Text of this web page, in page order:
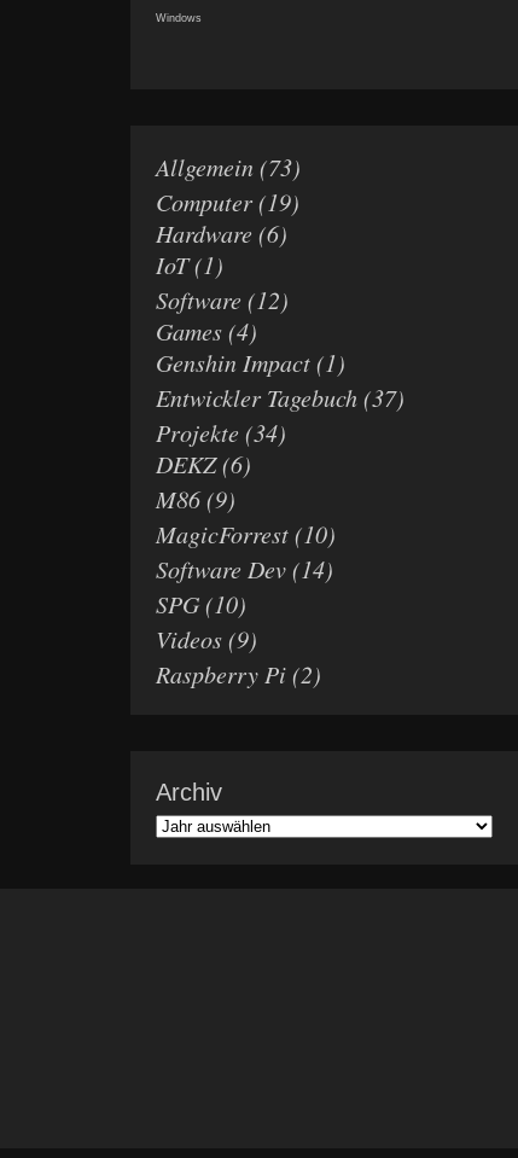
Windows
Allgemein(73)
Computer(19)
Hardware(6)
IoT(1)
Software(12)
Games(4)
Genshin Impact(1)
Entwickler Tagebuch(37)
Projekte(34)
DEKZ(6)
M86(9)
MagicForrest(10)
Software Dev(14)
SPG(10)
Videos(9)
Raspberry Pi(2)
Archiv